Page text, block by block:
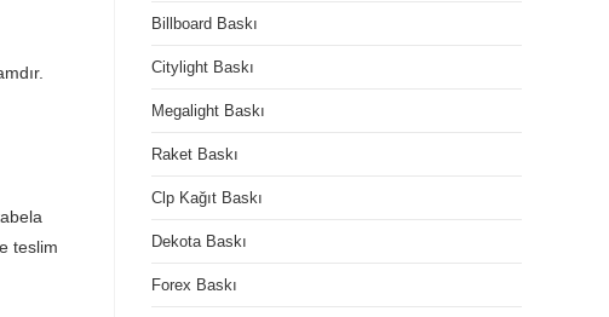
teslim
Billboard Baskı
Citylight Baskı
Megalight Baskı
Raket Baskı
Clp Kağıt Baskı
Dekota Baskı
Forex Baskı